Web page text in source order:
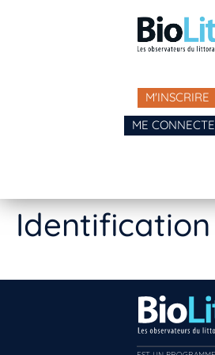
M'INSCRIRE
ME
Identification